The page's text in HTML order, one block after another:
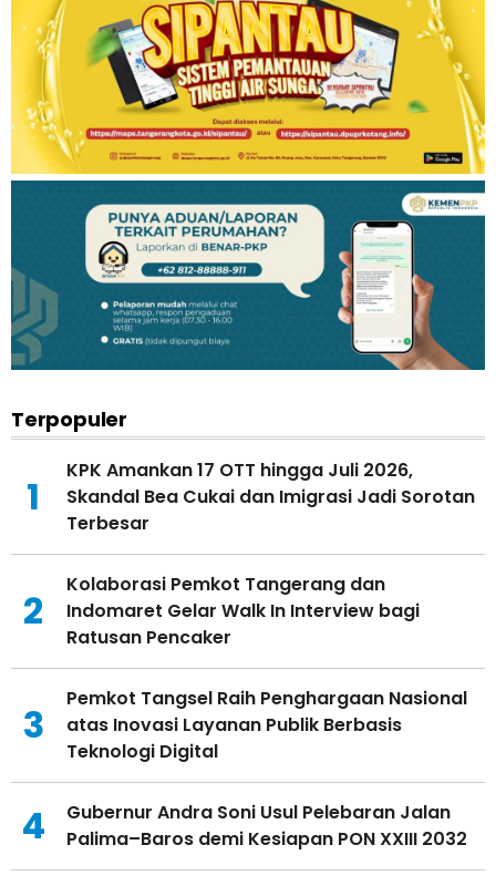
Terpopuler
1
KPK Amankan 17 OTT hingga Juli 2026,
Skandal Bea Cukai dan Imigrasi Jadi Sorotan
Terbesar
2
Kolaborasi Pemkot Tangerang dan
Indomaret Gelar Walk In Interview bagi
Ratusan Pencaker
3
Pemkot Tangsel Raih Penghargaan Nasional
atas Inovasi Layanan Publik Berbasis
Teknologi Digital
4
Gubernur Andra Soni Usul Pelebaran Jalan
Palima–Baros demi Kesiapan PON XXIII 2032